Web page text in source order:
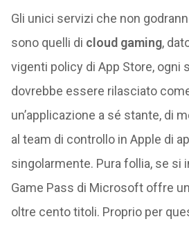
Gli unici servizi che non
sono quelli di cloud gaming,
vigenti policy di App Store, ogni
dovrebbe essere rilasciato
un’applicazione a sé stante, di
al team di controllo in Apple di
singolarmente. Pura follia, se si
Game Pass di Microsoft offre
oltre cento titoli. Proprio per